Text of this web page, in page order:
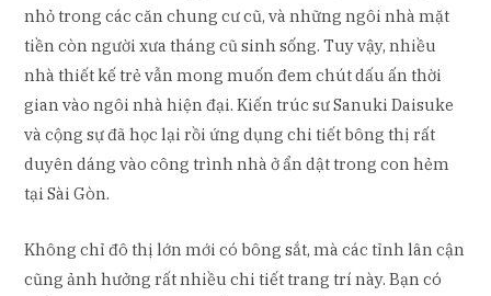
nhỏ trong các căn chung cư cũ, và những ngôi nhà mặt
tiền còn người xưa tháng cũ sinh sống. Tuy vậy, nhiều
nhà thiết kế trẻ vẫn mong muốn đem chút dấu ấn thời
gian vào ngôi nhà hiện đại. Kiến trúc sư Sanuki Daisuke
và cộng sự đã học lại rồi ứng dụng chi tiết bông thị rất
duyên dáng vào công trình nhà ở ẩn dật trong con hẻm
tại Sài Gòn.
Không chỉ đô thị lớn mới có bông sắt, mà các tỉnh lân cận
cũng ảnh hưởng rất nhiều chi tiết trang trí này. Bạn có